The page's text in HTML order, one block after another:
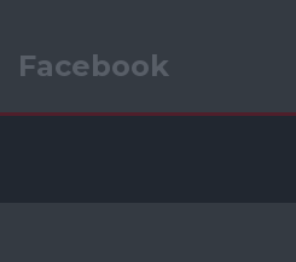
Facebook